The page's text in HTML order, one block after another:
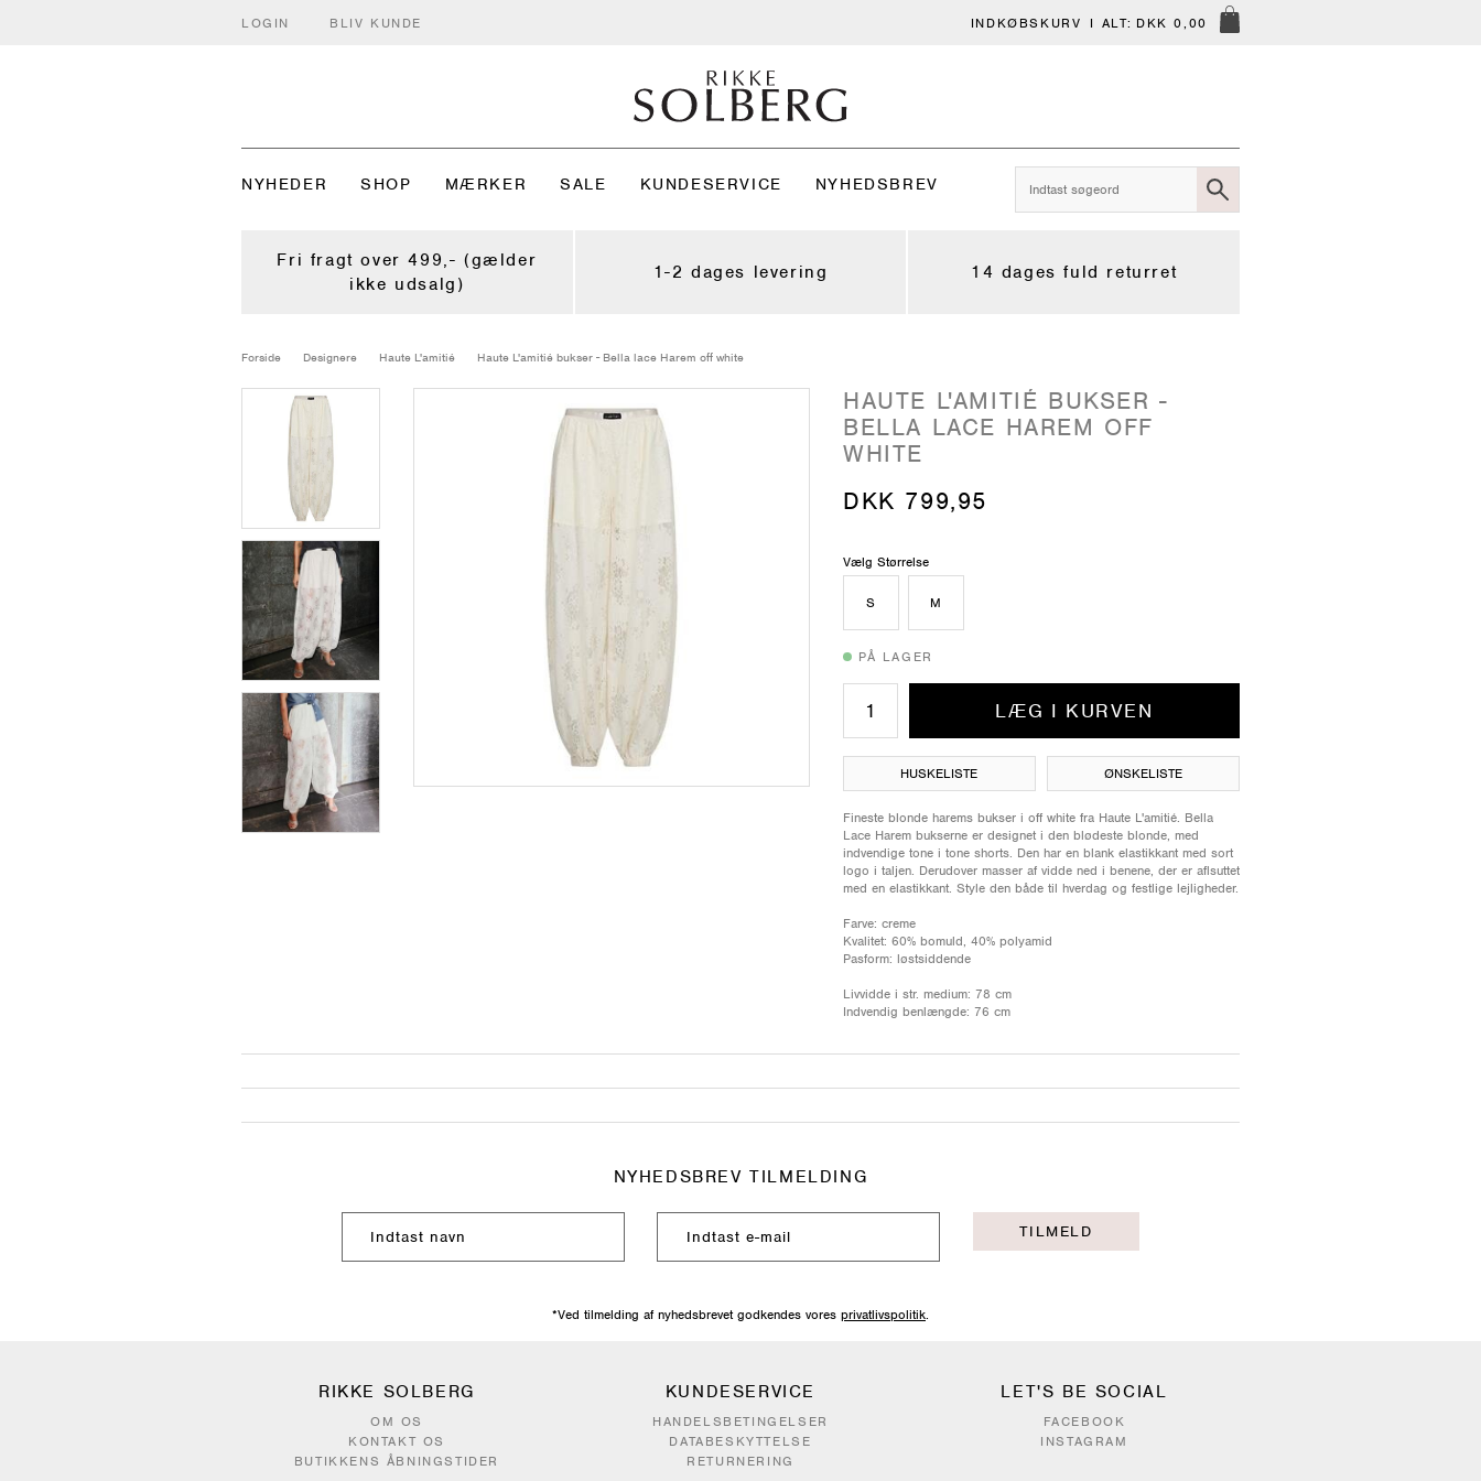
LOGIN BLIV KUNDE INDKØBSKURV I ALT: DKK 0,00
NYHEDER SHOP MÆRKER SALE KUNDESERVICE NYHEDSBREV
Fri fragt over 499,- (gælder
ikke udsalg)
1-2 dages levering 14 dages fuld returret
Forside Designere Haute L'amitié Haute L'amitié bukser - Bella lace Harem off white
HAUTE L'AMITIÉ BUKSER -
BELLA LACE HAREM OFF
WHITE
DKK 799,95
Vælg Størrelse
S M
PÅ LAGER
LÆG I KURVEN
HUSKELISTE ØNSKELISTE
Fineste blonde harems bukser i off white fra Haute L'amitié. Bella
Lace Harem bukserne er designet i den blødeste blonde, med
indvendige tone i tone shorts. Den har en blank elastikkant med sort
logo i taljen. Derudover masser af vidde ned i benene, der er aflsuttet
med en elastikkant. Style den både til hverdag og festlige lejligheder.
Farve: creme
Kvalitet: 60% bomuld, 40% polyamid
Pasform: løstsiddende
Livvidde i str. medium: 78 cm
Indvendig benlængde: 76 cm
NYHEDSBREV TILMELDING
TILMELD
*Ved tilmelding af nyhedsbrevet godkendes vores privatlivspolitik.
RIKKE SOLBERG
OM OS
KONTAKT OS
BUTIKKENS ÅBNINGSTIDER
KUNDESERVICE
HANDELSBETINGELSER
DATABESKYTTELSE
RETURNERING
LET'S BE SOCIAL
FACEBOOK
INSTAGRAM